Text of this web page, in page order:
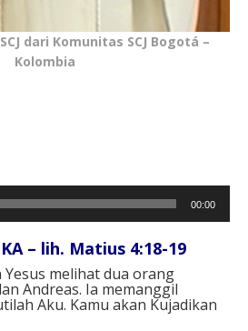
dari Komunitas SCJ Bogotá –
Kolombia
00:00
– lih. Matius 4:18-19
Yesus melihat dua orang
Andreas. Ia memanggil
Aku. Kamu akan Kujadikan